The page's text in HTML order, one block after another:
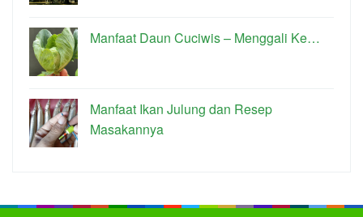
Manfaat Daun Cuciwis – Menggali Ke…
Manfaat Ikan Julung dan Resep
Masakannya